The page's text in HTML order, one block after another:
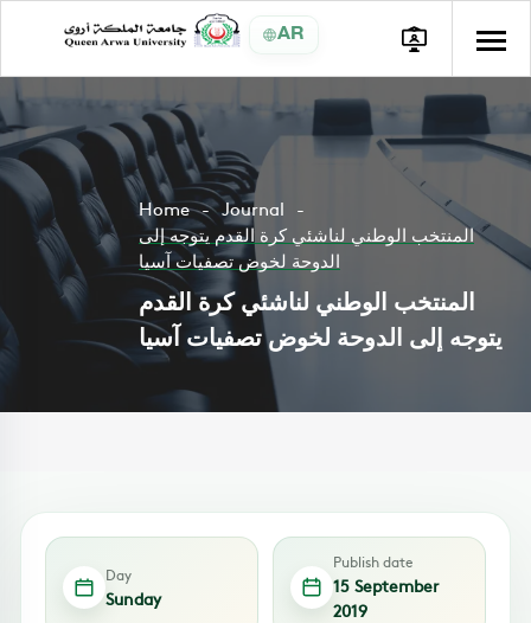
AR
Home
Journal
المنتخب الوطني لناشئي كرة القدم يتوجه إلى
الدوحة لخوض تصفيات آسيا
المنتخب الوطني لناشئي كرة القدم
يتوجه إلى الدوحة لخوض تصفيات آسيا
Day
Sunday
Publish date
15 September
2019